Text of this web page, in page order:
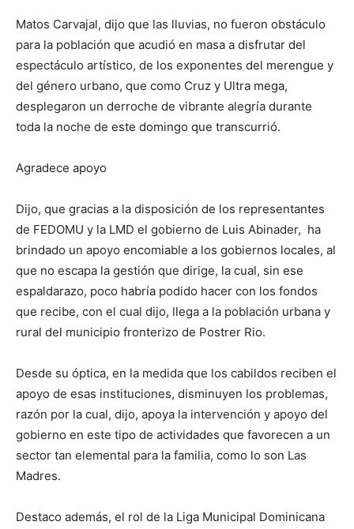
Matos Carvajal, dijo que las lluvias, no fueron obstáculo
para la población que acudió en masa a disfrutar del
espectáculo artístico, de los exponentes del merengue y
del género urbano, que como Cruz y Ultra mega,
desplegaron un derroche de vibrante alegría durante
toda la noche de este domingo que transcurrió.
Agradece apoyo
Dijo, que gracias a la disposición de los representantes
de FEDOMU y la LMD el gobierno de Luis Abinader, ha
brindado un apoyo encomiable a los gobiernos locales, al
que no escapa la gestión que dirige, la cual, sin ese
espaldarazo, poco habría podido hacer con los fondos
que recibe, con el cual dijo, llega a la población urbana y
rural del municipio fronterizo de Postrer Rio.
Desde su óptica, en la medida que los cabildos reciben el
apoyo de esas instituciones, disminuyen los problemas,
razón por la cual, dijo, apoya la intervención y apoyo del
gobierno en este tipo de actividades que favorecen a un
sector tan elemental para la familia, como lo son Las
Madres.
Destaco además, el rol de la Liga Municipal Dominicana